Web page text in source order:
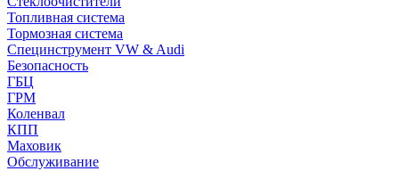
Топливная система
Тормозная система
Специнструмент VW & Audi
Безопасность
ГБЦ
ГРМ
Коленвал
КПП
Маховик
Обслуживание